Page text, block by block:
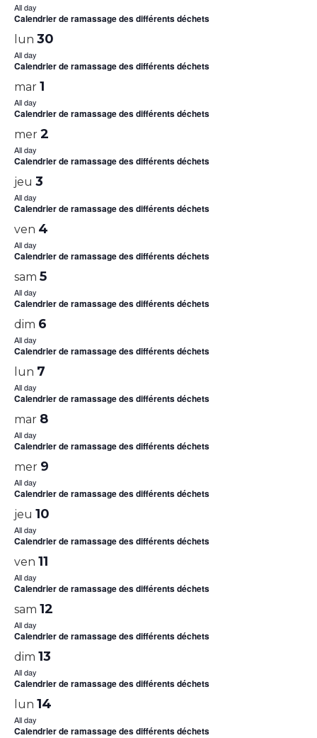
All day
Calendrier de ramassage des différents déchets
lun 30
All day
Calendrier de ramassage des différents déchets
mar 1
All day
Calendrier de ramassage des différents déchets
mer 2
All day
Calendrier de ramassage des différents déchets
jeu 3
All day
Calendrier de ramassage des différents déchets
ven 4
All day
Calendrier de ramassage des différents déchets
sam 5
All day
Calendrier de ramassage des différents déchets
dim 6
All day
Calendrier de ramassage des différents déchets
lun 7
All day
Calendrier de ramassage des différents déchets
mar 8
All day
Calendrier de ramassage des différents déchets
mer 9
All day
Calendrier de ramassage des différents déchets
jeu 10
All day
Calendrier de ramassage des différents déchets
ven 11
All day
Calendrier de ramassage des différents déchets
sam 12
All day
Calendrier de ramassage des différents déchets
dim 13
All day
Calendrier de ramassage des différents déchets
lun 14
All day
Calendrier de ramassage des différents déchets